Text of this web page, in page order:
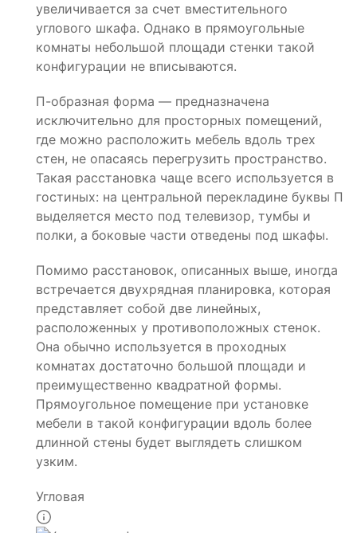
увеличивается за счет вместительного
углового шкафа. Однако в прямоугольные
комнаты небольшой площади стенки такой
конфигурации не вписываются.
П-образная форма — предназначена
исключительно для просторных помещений,
где можно расположить мебель вдоль трех
стен, не опасаясь перегрузить пространство.
Такая расстановка чаще всего используется в
гостиных: на центральной перекладине буквы П
выделяется место под телевизор, тумбы и
полки, а боковые части отведены под шкафы.
Помимо расстановок, описанных выше, иногда
встречается двухрядная планировка, которая
представляет собой две линейных,
расположенных у противоположных стенок.
Она обычно используется в проходных
комнатах достаточно большой площади и
преимущественно квадратной формы.
Прямоугольное помещение при установке
мебели в такой конфигурации вдоль более
длинной стены будет выглядеть слишком
узким.
Угловая